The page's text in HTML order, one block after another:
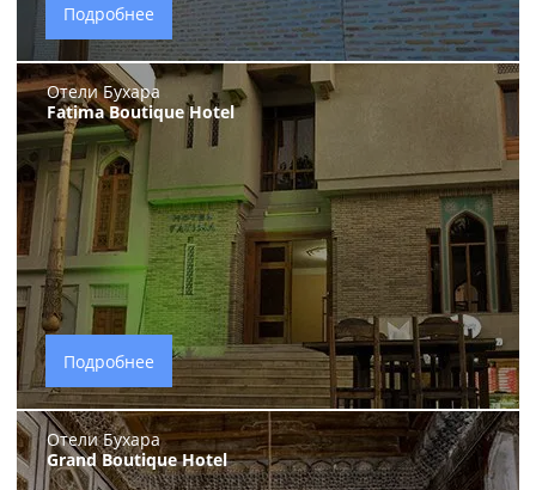
Подробнее
Отели Бухара
Fatima Boutique Hotel
Подробнее
Отели Бухара
Grand Boutique Hotel